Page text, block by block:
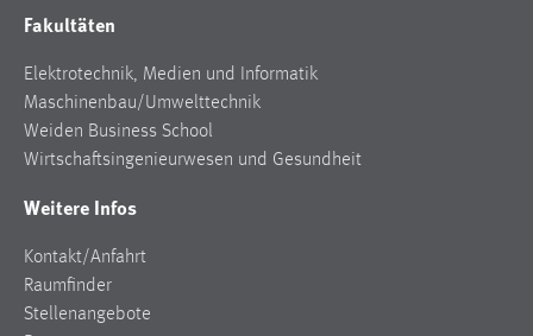
Fakultäten
Elektrotechnik, Medien und Informatik
Maschinenbau/Umwelttechnik
Weiden Business School
Wirtschaftsingenieurwesen und Gesundheit
Weitere Infos
Kontakt/Anfahrt
Raumfinder
Stellenangebote